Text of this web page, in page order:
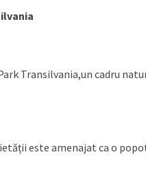
Transilvania,un cadru
este amenajat ca o